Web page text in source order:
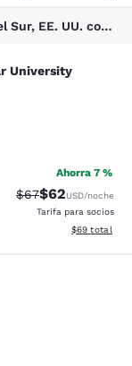
7 hoteles cerca de Anderson, Carolina del Sur, EE. UU. coinciden con tus filtros
University
University
675 reseñas
Ahorra 7 %
Tarifa tachada:
$67Tarifa
$62USD/noche
Tarifa para socios
Ver detalles
$69 total
441 reseñas